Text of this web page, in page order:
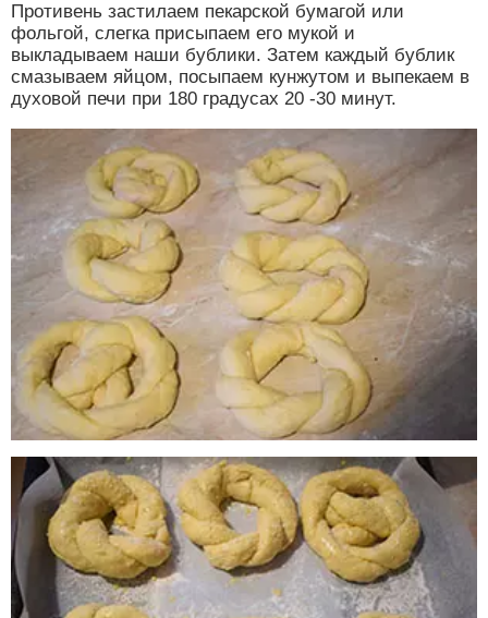
Противень застилаем пекарской бумагой или
фольгой, слегка присыпаем его мукой и
выкладываем наши бублики. Затем каждый бублик
смазываем яйцом, посыпаем кунжутом и выпекаем в
духовой печи при 180 градусах 20 -30 минут.